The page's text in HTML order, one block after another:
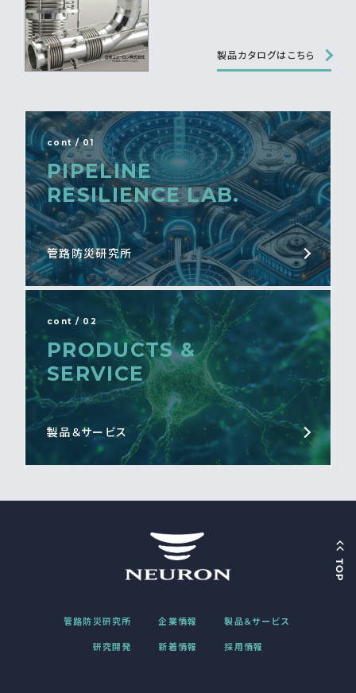
製品カタログはこちら
cont / 01
PIPELINE
RESILIENCE LAB.
管路防災研究所
cont / 02
PRODUCTS &
SERVICE
製品＆サービス
管路防災研究所 企業情報 製品＆サービス
研究開発 新着情報 採用情報